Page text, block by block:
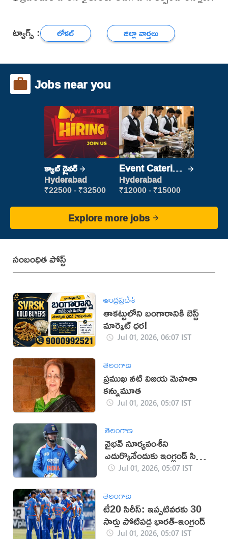
ట్యాగ్స్ : లోకల్ జిల్లా వార్తలు
Jobs near you
క్యాబ్ డ్రైవర్
Hyderabad
₹22500 - ₹32500
Event Catering
Staff
Hyderabad
₹12000 - ₹15000
Explore more jobs
సంబంధిత పోస్ట్
ఆంధ్రప్రదేశ్
తాకట్టులోని బంగారానికి బెస్ట్
మార్కెట్ ధర!
Jul 01, 2026, 06:07 IST
తెలంగాణ
ప్రముఖ నటి విజయ మెహతా
కన్నుమూత
Jul 01, 2026, 05:07 IST
తెలంగాణ
వైభవ్ సూర్యవంశీని
ఎదుర్కొనేందుకు ఇంగ్లండ్ సిద్ధం:
హ్యారీ బ్రూక్
Jul 01, 2026, 05:07 IST
తెలంగాణ
టీ20 సిరీస్: ఇప్పటివరకు 30
సార్లు పోటిపడ్డ భారత్-ఇంగ్లండ్
Jul 01, 2026, 05:07 IST